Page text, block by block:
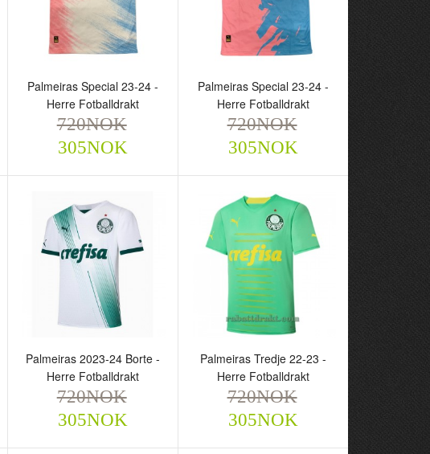
Palmeiras Special 23-24 -
Herre Fotballdrakt
720NOK 305NOK
Palmeiras Special 23-24 -
Herre Fotballdrakt
720NOK 305NOK
Palmeiras Special 23-24 -
Herre Fotballdrakt
720NOK
305NOK
Palmeiras Special 23-24 -
Herre Fotballdrakt
720NOK
305NOK
Palmeiras 2023-24 Borte -
Herre Fotballdrakt
720NOK
305NOK
Palmeiras Tredje 22-23 -
Herre Fotballdrakt
720NOK
305NOK